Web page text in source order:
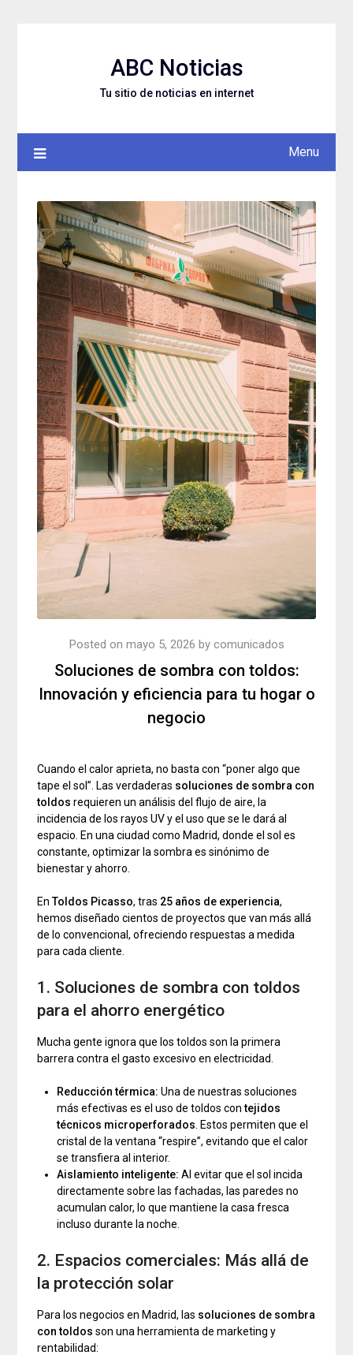
ABC Noticias
Tu sitio de noticias en internet
Menu
Soluciones de sombra con toldos:
Innovación y eficiencia para tu hogar o
negocio
Posted on mayo 5, 2026 by comunicados
Cuando el calor aprieta, no basta con “poner algo que
tape el sol”. Las verdaderas soluciones de sombra con
toldos requieren un análisis del flujo de aire, la
incidencia de los rayos UV y el uso que se le dará al
espacio. En una ciudad como Madrid, donde el sol es
constante, optimizar la sombra es sinónimo de
bienestar y ahorro.
EnToldos Picasso, tras 25 años de experiencia,
hemos diseñado cientos de proyectos que van más allá
de lo convencional, ofreciendo respuestas a medida
para cada cliente.
1. Soluciones de sombra con toldos
para el ahorro energético
Mucha gente ignora que los toldos son la primera
barrera contra el gasto excesivo en electricidad.
Reducción térmica: Una de nuestras soluciones
más efectivas es el uso de toldos contejidos
técnicos microperforados . Estos permiten que el
cristal de la ventana “respire”, evitando que el calor
se transfiera al interior.
Aislamiento inteligente: Al evitar que el sol incida
directamente sobre las fachadas, las paredes no
acumulan calor, lo que mantiene la casa fresca
incluso durante la noche.
2. Espacios comerciales: Más allá de
la protección solar
Para los negocios en Madrid, las soluciones de sombra
con toldos son una herramienta de marketing y
rentabilidad: